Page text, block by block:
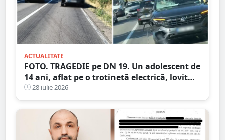
ACTUALITATE
FOTO. TRAGEDIE pe DN 19. Un adolescent de
14 ani, aflat pe o trotinetă electrică, lovit
mortal de o mașină
28 iulie 2026